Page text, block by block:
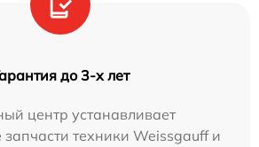
до 3-х лет
центр устанавливает
техники Weissgauff и